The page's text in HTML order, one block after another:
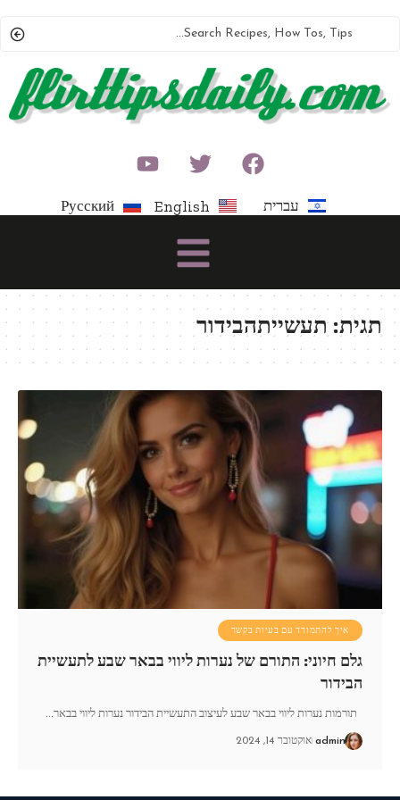
עברית English
Русский
תגית:תעשייתהבידור
איך להתמודד עם בעיות בקשר
גלם חיוני: התורם של נערות ליווי בבאר שבע לתעשיית
הבידור
תורמות נערות ליווי בבאר שבע לעיצוב התעשיית הבידור נערות ליווי בבאר…
admin אוקטובר 14, 2024